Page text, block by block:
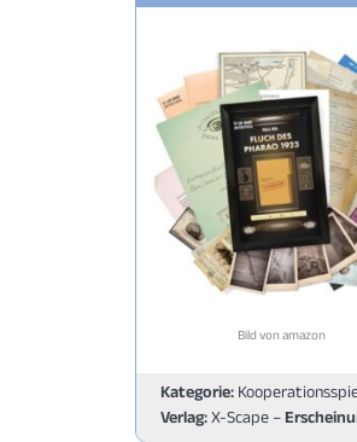
Bild von amazon
Kategorie:
Verlag:X-Scape –